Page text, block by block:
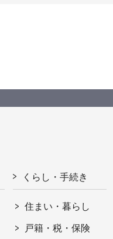
くらし・手続き
住まい・暮らし
戸籍・税・保険